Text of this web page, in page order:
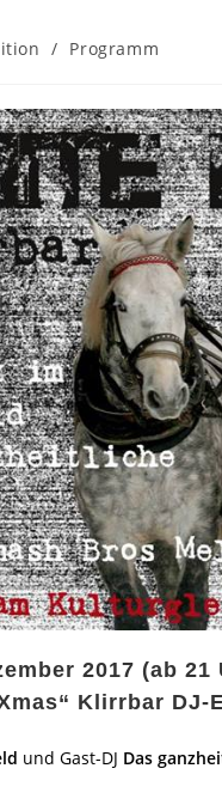
/ Programm
2017 (ab 21
Klirrbar DJ-
und Gast-DJ Das